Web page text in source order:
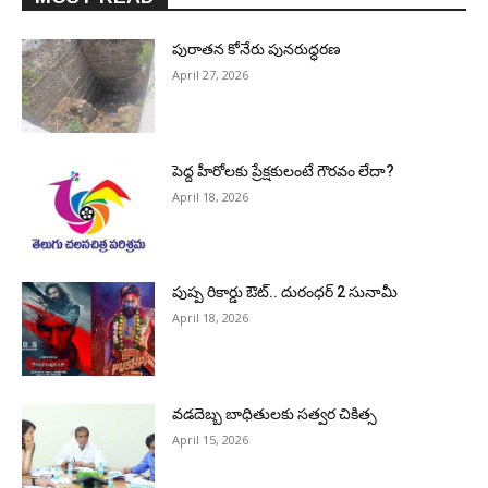
పురాత‌న కోనేరు పున‌రుద్ధ‌ర‌ణ
April 27, 2026
పెద్ద హీరోల‌కు ప్రేక్ష‌కులంటే గౌర‌వం లేదా?
April 18, 2026
పుష్ప రికార్డు ఔట్‌.. దురంధ‌ర్ 2 సునామీ
April 18, 2026
వడదెబ్బ బాధితులకు సత్వర చికిత్స
April 15, 2026